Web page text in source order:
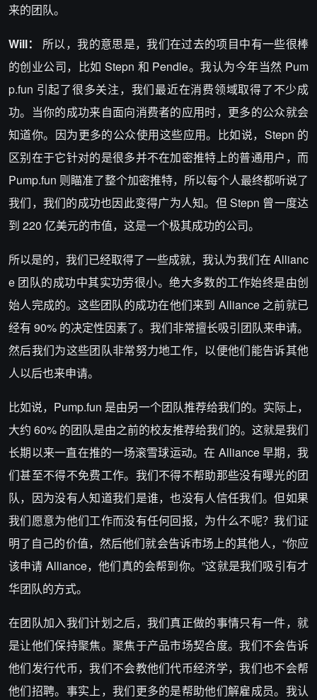
来的团队。
Will： 所以，我的意思是，我们在过去的项目中有一些很棒
的创业公司，比如 Stepn 和 Pendle。我认为今年当然 Pum
p.fun 引起了很多关注，我们最近在消费领域取得了不少成
功。当你的成功来自面向消费者的应用时，更多的公众就会
知道你。因为更多的公众使用这些应用。比如说，Stepn 的
区别在于它针对的是很多并不在加密推特上的普通用户，而
Pump.fun 则瞄准了整个加密推特，所以每个人最终都听说了
我们，我们的成功也因此变得广为人知。但 Stepn 曾一度达
到 220 亿美元的市值，这是一个极其成功的公司。
所以是的，我们已经取得了一些成就，我认为我们在 Allianc
e 团队的成功中其实功劳很小。绝大多数的工作始终是由创
始人完成的。这些团队的成功在他们来到 Alliance 之前就已
经有 90% 的决定性因素了。我们非常擅长吸引团队来申请。
然后我们为这些团队非常努力地工作，以便他们能告诉其他
人以后也来申请。
比如说，Pump.fun 是由另一个团队推荐给我们的。实际上，
大约 60% 的团队是由之前的校友推荐给我们的。这就是我们
长期以来一直在推的一场滚雪球运动。在 Alliance 早期，我
们甚至不得不免费工作。我们不得不帮助那些没有曝光的团
队，因为没有人知道我们是谁，也没有人信任我们。但如果
我们愿意为他们工作而没有任何回报，为什么不呢？我们证
明了自己的价值，然后他们就会告诉市场上的其他人，“你应
该申请 Alliance，他们真的会帮到你。”这就是我们吸引有才
华团队的方式。
在团队加入我们计划之后，我们真正做的事情只有一件，就
是让他们保持聚焦。聚焦于产品市场契合度。我们不会告诉
他们发行代币，我们不会教他们代币经济学，我们也不会帮
他们招聘。事实上，我们更多的是帮助他们解雇成员。我认